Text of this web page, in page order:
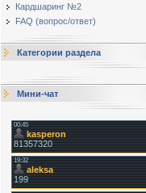
Кардшаринг №2
FAQ (вопрос/ответ)
Категории раздела
Мини-чат